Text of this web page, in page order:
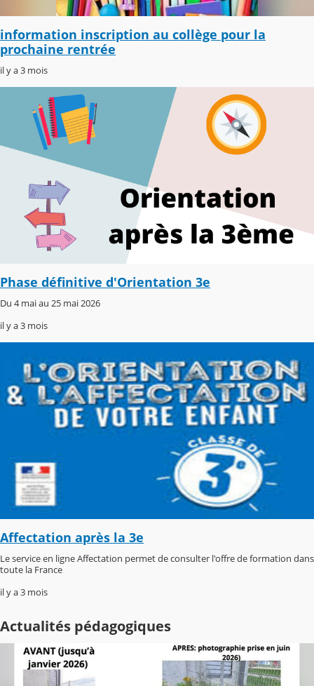
information inscription au collège pour la
prochaine rentrée
il y a 3 mois
Phase définitive d'Orientation 3e
Du 4 mai au 25 mai 2026
il y a 3 mois
Affectation après la 3e
Le service en ligne Affectation permet de consulter l'offre de formation dans
toute la France
il y a 3 mois
Actualités pédagogiques